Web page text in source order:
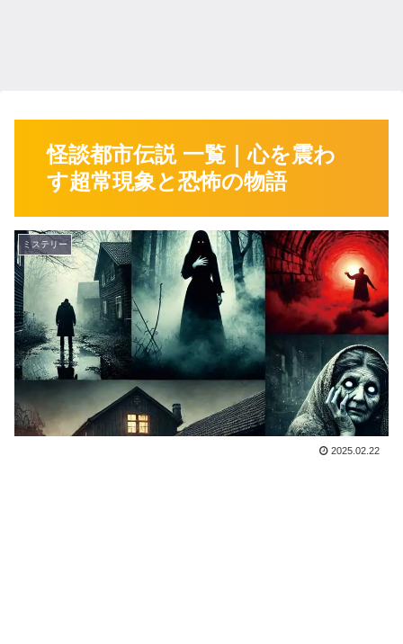
怪談都市伝説 一覧｜心を震わ
す超常現象と恐怖の物語
ミステリー
2025.02.22